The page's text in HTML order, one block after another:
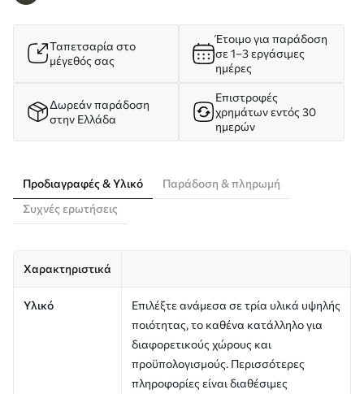
Ταπετσαρία στο
μέγεθός σας
Έτοιμο για παράδοση
σε 1–3 εργάσιμες
ημέρες
Δωρεάν παράδοση
στην Ελλάδα
Επιστροφές
χρημάτων εντός 30
ημερών
Προδιαγραφές & Υλικό
Παράδοση & πληρωμή
Συχνές ερωτήσεις
Χαρακτηριστικά
Υλικό
Επιλέξτε ανάμεσα σε τρία υλικά υψηλής
ποιότητας, το καθένα κατάλληλο για
διαφορετικούς χώρους και
προϋπολογισμούς. Περισσότερες
πληροφορίες είναι διαθέσιμες